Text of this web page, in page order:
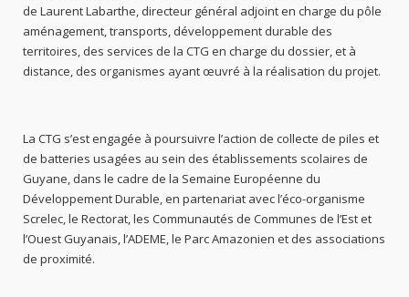
de Laurent Labarthe, directeur général adjoint en charge du pôle
aménagement, transports, développement durable des
territoires, des services de la CTG en charge du dossier, et à
distance, des organismes ayant œuvré à la réalisation du projet.
La CTG s’est engagée à poursuivre l’action de collecte de piles et
de batteries usagées au sein des établissements scolaires de
Guyane, dans le cadre de la Semaine Européenne du
Développement Durable, en partenariat avec l’éco-organisme
Screlec, le Rectorat, les Communautés de Communes de l’Est et
l’Ouest Guyanais, l’ADEME, le Parc Amazonien et des associations
de proximité.